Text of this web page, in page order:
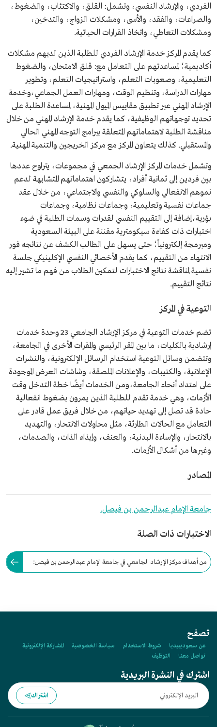
الفردي، والإرشاد النفسي، وتشمل: القلق، والاكتئاب، والضغوط،
والصراعات، والفقد، والأسى، ومشكلات الزواج، والتدخين،
ومشكلات التعاطي، واتخاذ القرارات الحياتية.
كما يقدم المركز خدمة الإرشاد الفردي للطلبة الذين لديهم مشكلات
أكاديمية؛ لمساعدتهم على التعامل مع: قلق الامتحان، والضغوط
التعليمية، وصعوبات التعلم، واستراتيجيات التعلم، وتطوير
مهارات الدراسة، وتنظيم الوقت، ومهارات العمل الجماعي،وخدمة
الإرشاد المهني عبر تطبيق مقاييس الميول المهنية، لمساعدة الطلبة على
تحديد توجهاتهم الوظيفية، كما يقدم خدمة الإرشاد المهني من خلال
مناقشة الطلبة لاهتماماتهم المتعلقة ببرامج التوجه المهني الحالي
والمستقبلي. كذلك يتعاون المركز مع مركز الخريجين والتنمية المهنية.
وتشمل خدمات المركز الإرشاد الجمعي في مجموعات، يتراوح عددها
بين فردين إلى ثمانية أفراد، يتشاركون اهتماماتهم المتشابهة لدعم
نموهم الانفعالي والسلوكي والنفسي والاجتماعي، من خلال عقد
جماعات نفسية وتعليمية، وجماعات نظامية، وجماعات
بؤرية،إضافة إلى التقييم النفسي لقدرات وسمات الطلبة في ضوء
اختبارات ذات كفاءة سيكومترية مقننة على البيئة السعودية
ومبرمجة إلكترونياً؛ حتى يسهل على الطالب الكشف عن نتائجه فور
الانتهاء من التقييم، كما يقدم الأخصائي النفسي الإكلينيكي جلسة
نفسية لمناقشة نتائج الاختبارات لتمكين الطلاب من فهم ما تشير إليه
نتائج التقييم.
التوعية في المركز
تضم خدمات التوعية في مركز الإرشاد الجامعي 23 وحدة خدمات
إرشادية بالكليات، ما بين المقر الرئيسي والمقرات الأخرى في الجامعة،
وتتضمن وسائل التوعية استخدام الرسائل الإلكترونية، والنشرات
الإعلانية، والكتيبات، والإعلانات الملصقة، وشاشات العرض الموجودة
على امتداد أنحاء الجامعة،ومن الخدمات أيضًا خطة التدخل وقت
الأزمات، وهي خدمة تقدم للطلبة الذين يمرون بضغوط انفعالية
حادة قد تصل إلى تهديد حياتهم، من خلال فريق عمل قادر على
التعامل مع الحالات الطارئة، مثل محاولات الانتحار، والتهديد
بالانتحار، والإساءة البدنية، والعنف، وإيذاء الذات، والصدمات،
وغيرها من أشكال الأزمات.
المصادر
جامعة الإمام عبدالرحمن بن فيصل.
الاختبارات ذات الصلة
من أهداف مركز الإرشاد الجامعي في جامعة الإمام عبدالرحمن بن فيصل:
تصفح
عن سعوديبيديا شروط الاستخدام سياسة الخصوصية
المشاركة الإلكترونية
تواصل معنا
التوظيف
اشترك في النشرة البريدية
اشتراك